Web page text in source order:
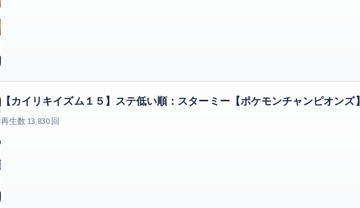
【カイリキイズム１５】ステ低い順：スターミー【ポケモンチャンピオンズ】
再生数 13,830 回